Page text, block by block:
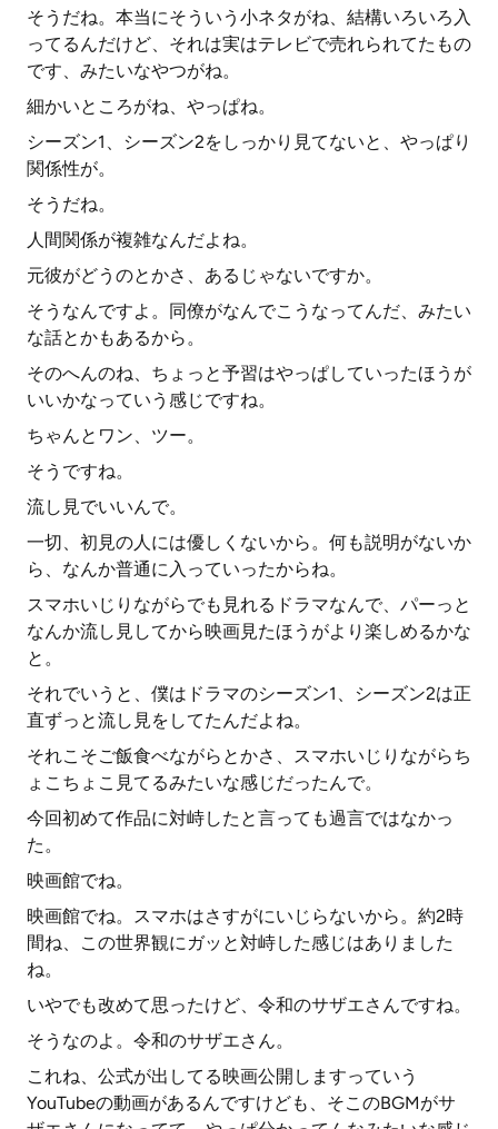
そうだね。本当にそういう小ネタがね、結構いろいろ入
ってるんだけど、それは実はテレビで売れられてたもの
です、みたいなやつがね。
細かいところがね、やっぱね。
シーズン1、シーズン2をしっかり見てないと、やっぱり
関係性が。
そうだね。
人間関係が複雑なんだよね。
元彼がどうのとかさ、あるじゃないですか。
そうなんですよ。同僚がなんでこうなってんだ、みたい
な話とかもあるから。
そのへんのね、ちょっと予習はやっぱしていったほうが
いいかなっていう感じですね。
ちゃんとワン、ツー。
そうですね。
流し見でいいんで。
一切、初見の人には優しくないから。何も説明がないか
ら、なんか普通に入っていったからね。
スマホいじりながらでも見れるドラマなんで、パーっと
なんか流し見してから映画見たほうがより楽しめるかな
と。
それでいうと、僕はドラマのシーズン1、シーズン2は正
直ずっと流し見をしてたんだよね。
それこそご飯食べながらとかさ、スマホいじりながらち
ょこちょこ見てるみたいな感じだったんで。
今回初めて作品に対峙したと言っても過言ではなかっ
た。
映画館でね。
映画館でね。スマホはさすがにいじらないから。約2時
間ね、この世界観にガッと対峙した感じはありました
ね。
いやでも改めて思ったけど、令和のサザエさんですね。
そうなのよ。令和のサザエさん。
これね、公式が出してる映画公開しますっていう
YouTubeの動画があるんですけども、そこのBGMがサ